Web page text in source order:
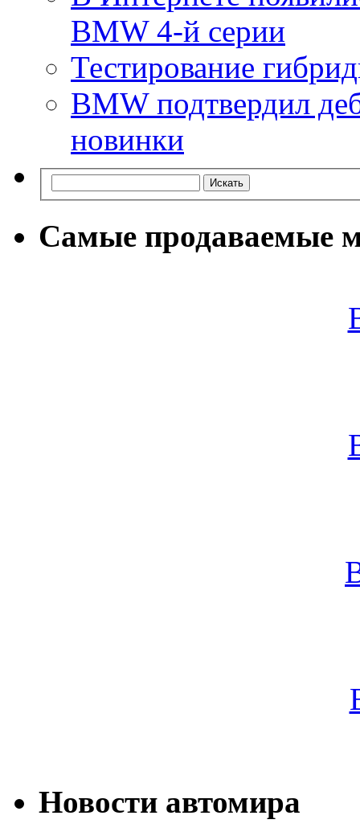
BMW 4-й серии
Тестирование
BMW подтвердил
новинки
Самые продаваемые
Новости автомира